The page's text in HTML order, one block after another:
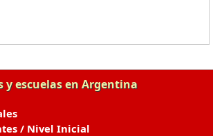
y escuelas en Argentina
/ Nivel Inicial